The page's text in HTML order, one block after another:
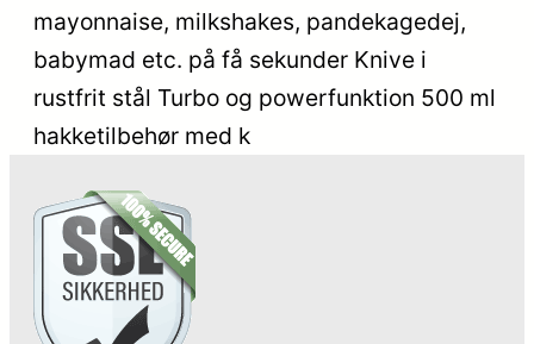
mayonnaise, milkshakes, pandekagedej,
babymad etc. på få sekunder Knive i
rustfrit stål Turbo og powerfunktion 500 ml
hakketilbehør med k